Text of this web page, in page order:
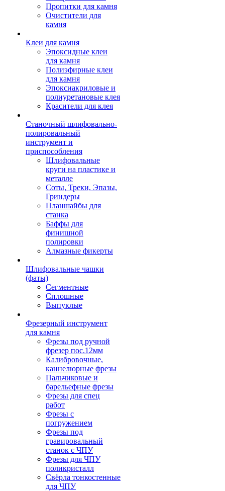
Пропитки для камня
Очистители для
камня
Клеи для камня
Эпоксидные клеи
для камня
Полиэфирные клеи
для камня
Эпоксиакриловые и
полиуретановые клея
Красители для клея
Станочный шлифовально-
полировальный
инструмент и
приспособления
Шлифовальные
круги на пластике и
металле
Соты, Треки, Эпазы,
Гриндеры
Планшайбы для
станка
Баффы для
финишной
полировки
Алмазные фикерты
Шлифовальные чашки
(фаты)
Сегментные
Сплошные
Выпуклые
Фрезерный инструмент
для камня
Фрезы под ручной
фрезер пос.12мм
Калибровочные,
каннелюрные фрезы
Пальчиковые и
барельефные фрезы
Фрезы для спец
работ
Фрезы с
погружением
Фрезы под
гравировальный
станок с ЧПУ
Фрезы для ЧПУ
поликристалл
Свёрла тонкостенные
для ЧПУ